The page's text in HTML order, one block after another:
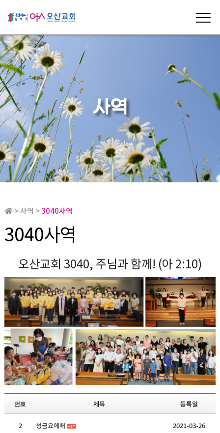
사역
> 사역 >3040사역
3040사역
오산교회 3040, 주님과 함께! (아 2:10)
번호 제목 등록일
2 성금요에배 2021-03-26